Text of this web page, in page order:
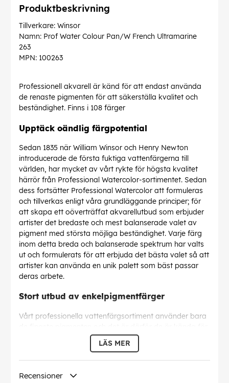
Produktbeskrivning
Tillverkare: Winsor
Namn: Prof Water Colour Pan/W French Ultramarine
263
MPN: 100263
Professionell akvarell är känd för att endast använda
de renaste pigmenten för att säkerställa kvalitet och
beständighet. Finns i 108 färger
Upptäck oändlig färgpotential
Sedan 1835 när William Winsor och Henry Newton
introducerade de första fuktiga vattenfärgerna till
världen, har mycket av vårt rykte för högsta kvalitet
härrör från Professional Watercolor-sortimentet. Sedan
dess fortsätter Professional Watercolor att formuleras
och tillverkas enligt våra grundläggande principer; för
att skapa ett oöverträffat akvarellutbud som erbjuder
artister det bredaste och mest balanserade valet av
pigment med största möjliga beständighet. Varje färg
inom detta breda och balanserade spektrum har valts
ut och formulerats för att erbjuda det bästa valet så att
artister kan använda en unik palett som bäst passar
deras arbete.
Stort utbud av enkelpigmentfärger
Vårt professionella vattenfärgsortiment använder bara
sin glans, beständighet och färgstyrka. Med 79
enfärgade färger erbjuder vi det bredaste utbudet av
moderna och traditionella pigment.
Oöverträffad transparens
LÄS MER
Recensioner